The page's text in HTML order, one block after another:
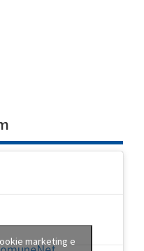
marketing e